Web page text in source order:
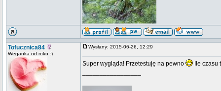
Tofucznica84
Weganka od roku :)
Wysłany: 2015-06-26, 12:29
Super wygląda! Przetestuję na pewno
Ile